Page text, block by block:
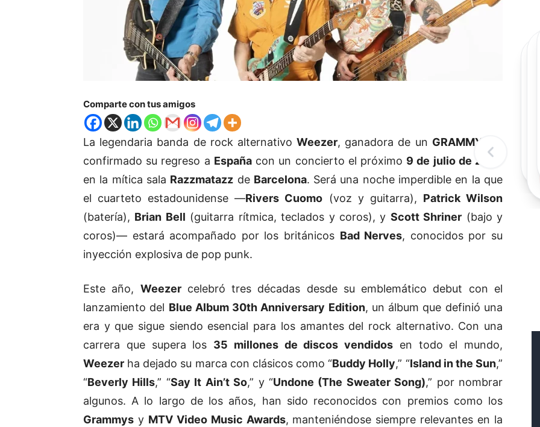
Comparte con tus amigos
La legendaria banda de rock alternativoWeezer, ganadora de un GRAMMY
confirmado su regreso a Españacon un concierto el próximo 9 de julio de 2025
en la mítica sala Razzmatazz de Barcelona. Será una noche imperdible en la que
el cuarteto estadounidense —Rivers Cuomo (voz y guitarra), Patrick Wilson
(batería), Brian Bell (guitarra rítmica, teclados y coros), y Scott Shriner (bajo y
coros)— estará acompañado por los británicos Bad Nerves, conocidos por su
inyección explosiva de pop punk.
Este año, Weezercelebró tres décadas desde su emblemático debut con el
lanzamiento del Blue Album 30th Anniversary Edition, un álbum que definió una
era y que sigue siendo esencial para los amantes del rock alternativo. Con una
carrera que supera los 35 millones de discos vendidos en todo el mundo,
Weezer ha dejado su marca con clásicos como “Buddy Holly,” “Island in the Sun,”
“Beverly Hills,” “Say It Ain’t So,” y “Undone (The Sweater Song),” por nombrar
algunos. A lo largo de los años, han sido reconocidos con premios como los
Grammys y MTV Video Music Awards, manteniéndose siempre relevantes en la